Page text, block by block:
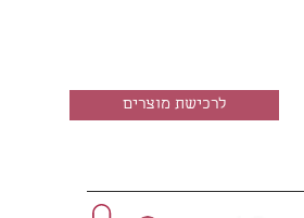
לרכישת מוצרים